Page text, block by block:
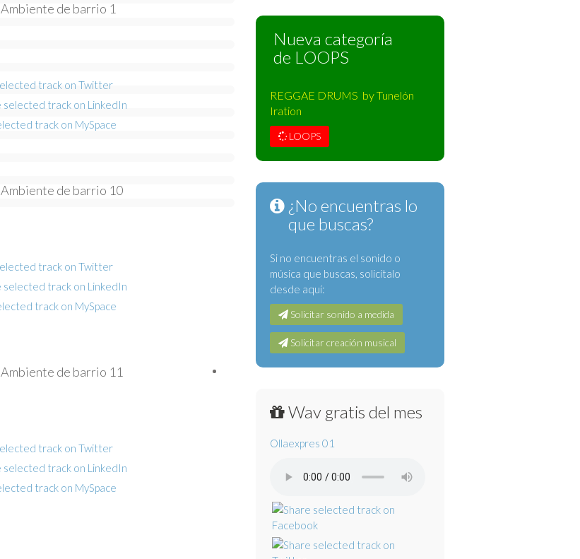
Ambiente de barrio 1
Ambiente de barrio 10
Ambiente de barrio 11
Nueva categoría
de LOOPS
REGGAE DRUMS by Tunelón
Iration
LOOPS
¿No encuentras lo
que buscas?
Si no encuentras el sonido o
música que buscas, solicítalo
desde aquí:
Solicitar sonido a medida
Solicitar creación musical
Wav gratis del mes
Ollaexpres 01